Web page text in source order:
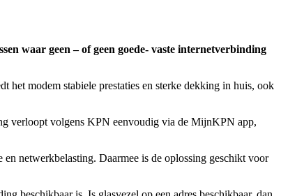
waar geen – of geen goede- vaste internetverbinding
modem stabiele prestaties en sterke dekking in huis, ook
verloopt volgens KPN eenvoudig via de MijnKPN app,
netwerkbelasting. Daarmee is de oplossing geschikt voor